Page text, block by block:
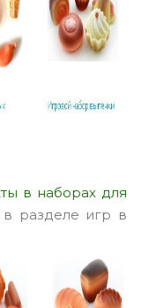
в наборах для
разделе игр в